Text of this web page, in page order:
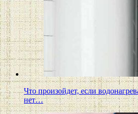
Что произойдет, если
нет…